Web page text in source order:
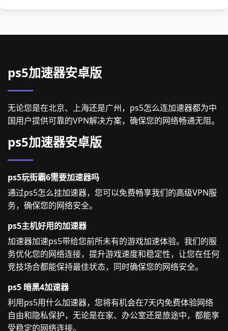
ps5加速器安卓版
无论您是在北京、上海还是广州，ps5怎么连加速器都为中
国用户提供可靠的VPN解决方案，确保您的网络畅通无阻。
ps5加速器安卓版
ps5玩街霸6需要加速器吗
通过ps5怎么挂加速器，您可以免费畅享我们的高级VPN服
务，确保您的网络安全。
ps5主机好用的加速器
加速器加速ps5带给您前所未有的游戏加速体验。我们的服
务优化您的网络连接，提升游戏速度和稳定性，让您在任何
竞技场合都能保持最佳状态，同时确保您的网络安全。
ps5 暗黑4加速器
利用ps5用什么加速器，您将有机会在7天内免费体验网络
自由和隐私保护，无论是在家、办公室还是旅途中，都能享
受稳定的网络连接。